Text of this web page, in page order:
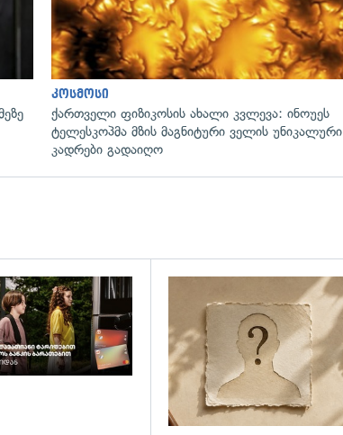
კოსმოსი
ქართველი ფიზიკოსის ახალი კვლევა: ინოუეს
ტელესკოპმა მზის მაგნიტური ველის უნიკალური
კადრები გადაიღო